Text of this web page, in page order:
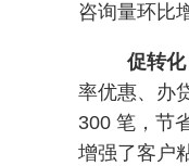
咨询量环比
促转化
率优惠、办
300 笔，节
增强了客户